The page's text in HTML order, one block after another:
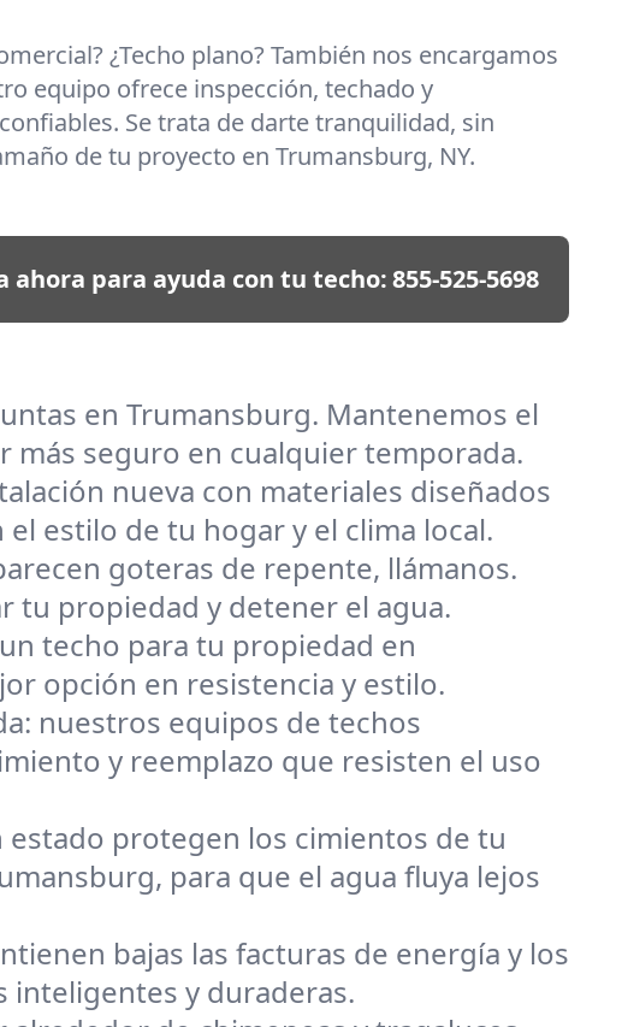
¿Techo plano? También nos encargamos
equipo ofrece inspección, techado y
Se trata de darte tranquilidad, sin
de tu proyecto en Trumansburg, NY.
ahora para ayuda con tu techo:855-525-5698
en Trumansburg. Mantenemos el
seguro en cualquier temporada.
nueva con materiales diseñados
estilo de tu hogar y el clima local.
goteras de repente, llámanos.
tu propiedad y detener el agua.
techo para tu propiedad en
opción en resistencia y estilo.
nuestros equipos de techos
y reemplazo que resisten el uso
estado protegen los cimientos de tu
para que el agua fluya lejos
bajas las facturas de energía y los
inteligentes y duraderas.